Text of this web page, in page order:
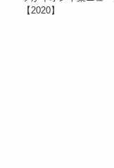
【2020】